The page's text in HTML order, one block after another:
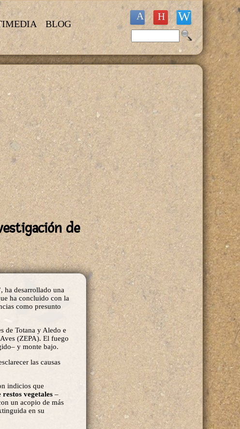
BLOG
Formulario de búsqueda
de
ha desarrollado una
ha concluido con la
como presunto
de Totana y Aledo e
(ZEPA). El fuego
y monte bajo.
las causas
indicios que
vegetales –
un acopio de más
en su